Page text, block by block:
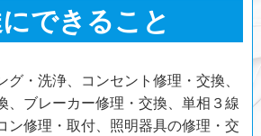
できること
・洗浄、コンセント修理・交換、
、ブレーカー修理・交換、単相３線
ン修理・取付、照明器具の修理・交